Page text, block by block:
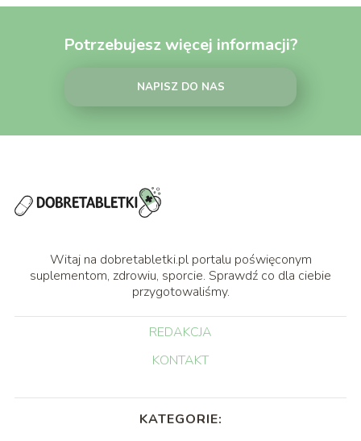
Potrzebujesz więcej informacji?
NAPISZ DO NAS
Witaj na dobretabletki.pl portalu poświęconym
suplementom, zdrowiu, sporcie. Sprawdź co dla ciebie
przygotowaliśmy.
REDAKCJA
KONTAKT
KATEGORIE: